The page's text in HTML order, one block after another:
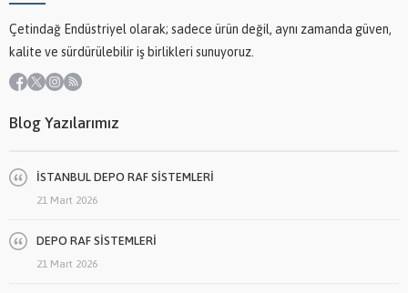
Çetindağ Endüstriyel olarak; sadece ürün değil, aynı zamanda güven,
kalite ve sürdürülebilir iş birlikleri sunuyoruz.
Blog Yazılarımız
İSTANBUL DEPO RAF SİSTEMLERİ
21 Mart 2026
DEPO RAF SİSTEMLERİ
21 Mart 2026